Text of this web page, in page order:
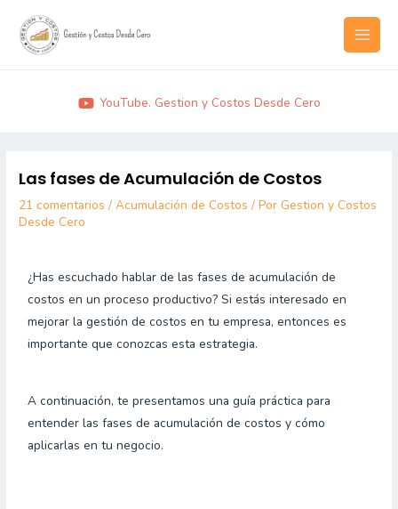
contenido
YouTube. Gestion y Costos Desde Cero
Las fases de Acumulación de Costos
21 comentarios /Acumulación de Costos / PorGestion y Costos
Desde Cero
¿Has escuchado hablar de las fases de acumulación de
costos en un proceso productivo? Si estás interesado en
mejorar la gestión de costos en tu empresa, entonces es
importante que conozcas esta estrategia.
A continuación, te presentamos una guía práctica para
entender las fases de acumulación de costos y cómo
aplicarlas en tu negocio.